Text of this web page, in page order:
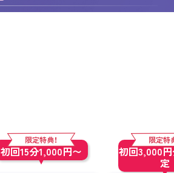
限定特典！
初回15分1,000円〜
限定特
初回3,000
定